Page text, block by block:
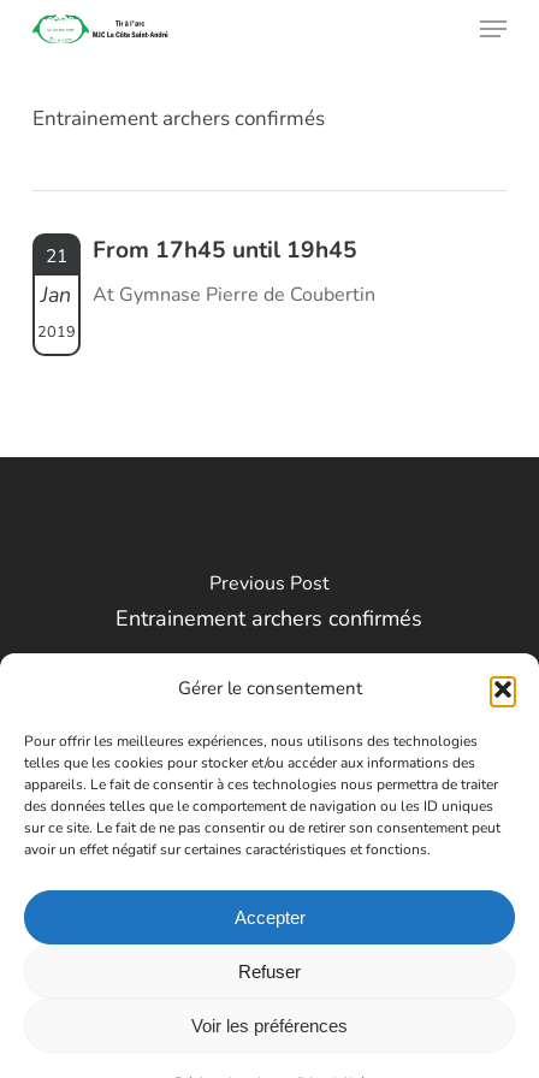
Gérer le consentement
Pour offrir les meilleures expériences, nous utilisons des technologies
telles que les cookies pour stocker et/ou accéder aux informations des
appareils. Le fait de consentir à ces technologies nous permettra de traiter
des données telles que le comportement de navigation ou les ID uniques
sur ce site. Le fait de ne pas consentir ou de retirer son consentement peut
avoir un effet négatif sur certaines caractéristiques et fonctions.
Accepter
Refuser
Voir les préférences
content
Menu
Entrainement archers confirmés
21
Jan
2019
From 17h45 until 19h45
At Gymnase Pierre de Coubertin
Previous Post
Entrainement archers confirmés
Next Post
Entrainement archers confirmés